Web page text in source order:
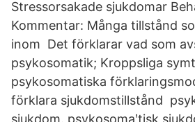
Stressorsakade sjukdomar
Kommentar: Många tillstånd
inom Det förklarar vad som
psykosomatik; Kroppsliga
psykosomatiska
förklara sjukdomstillstånd
sjukdom. psykosomaʹtisk